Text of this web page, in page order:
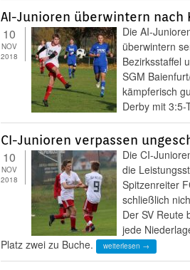
AI-Junioren überwintern nach
10
NOV
2018
Die AI-
überwintern
Bezirksstaffel
SGM
kämpferisch
Derby mit 3:5-
CI-Junioren verpassen
10
NOV
2018
Die CI-
die
Spitzenreiter
schließlich
Der SV Reute
jede
Platz zwei zu Buche.
weiterlesen →